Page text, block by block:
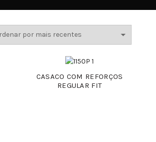
CASACO COM REFORÇOS
REGULAR FIT